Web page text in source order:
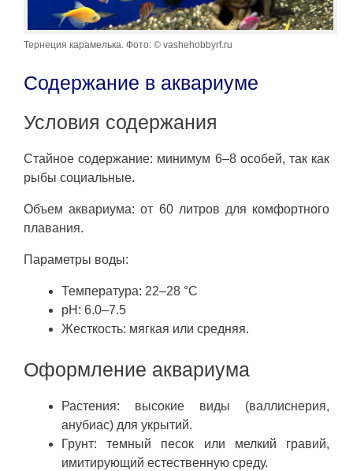
Тернеция карамелька. Фото: © vashehobbyrf.ru
Содержание в аквариуме
Условия содержания
Стайное содержание: минимум 6–8 особей, так как
рыбы социальные.
Объем аквариума: от 60 литров для комфортного
плавания.
Параметры воды:
Температура: 22–28 °C
pH: 6.0–7.5
Жесткость: мягкая или средняя.
Оформление аквариума
Растения: высокие виды (валлиснерия,
анубиас) для укрытий.
Грунт: темный песок или мелкий гравий,
имитирующий естественную среду.